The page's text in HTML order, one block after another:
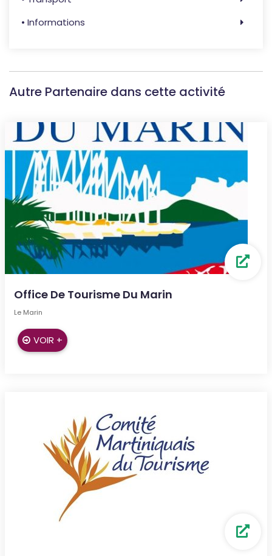
• Informations
Autre Partenaire dans cette activité
Office De Tourisme Du Marin
Le Marin
VOIR +